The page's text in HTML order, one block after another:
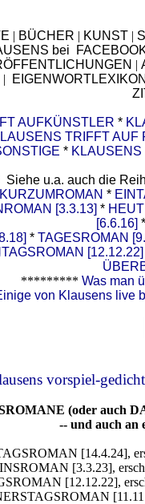
| BÜCHER | KUNST|
bei
|
| EIGENWORTLEXIKON
AUFKÜNSTLER *
TRIFFT AUF
*
Siehe u.a. auch die
*
[3.3.13] *
[6.6.16] *
* TAGESROMAN
[12.12.22]
********* Was man
von Klausens live
vorspiel-
(oder auch
-- und auch an
[14.4.24],
[3.3.23],
[12.12.22],